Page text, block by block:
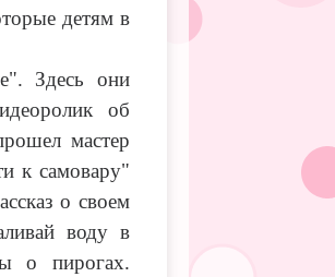
детям в
Здесь они
об
мастер
к самовару"
о своем
воду в
о пирогах.